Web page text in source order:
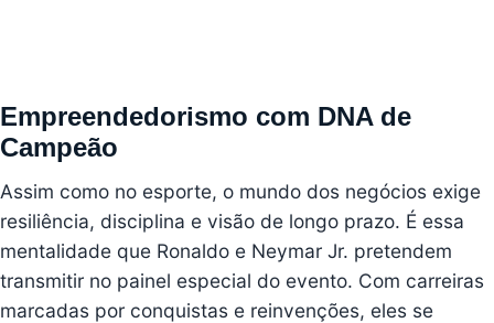
Empreendedorismo com DNA de
Campeão
Assim como no esporte, o mundo dos negócios exige
resiliência, disciplina e visão de longo prazo. É essa
mentalidade que Ronaldo e Neymar Jr. pretendem
transmitir no painel especial do evento. Com carreiras
marcadas por conquistas e reinvenções, eles se